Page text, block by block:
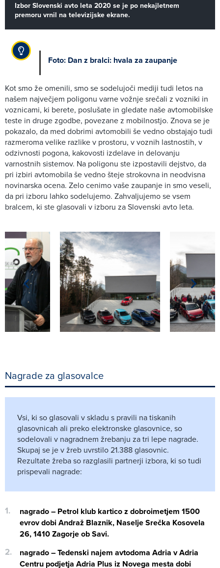
Izbor Slovenski avto leta 2020 se je po nekajletnem
premoru vrnil na televizijske ekrane.
Foto: Dan z bralci: hvala za zaupanje
Kot smo že omenili, smo se sodelujoči mediji tudi letos na
našem največjem poligonu varne vožnje srečali z vozniki in
voznicami, ki berete, poslušate in gledate naše avtomobilske
teste in druge zgodbe, povezane z mobilnostjo. Znova se je
pokazalo, da med dobrimi avtomobili še vedno obstajajo tudi
razmeroma velike razlike v prostoru, v voznih lastnostih, v
odzivnosti pogona, kakovosti izdelave in delovanju
varnostnih sistemov. Na poligonu ste izpostavili dejstvo, da
pri izbiri avtomobila še vedno šteje strokovna in neodvisna
novinarska ocena. Zelo cenimo vaše zaupanje in smo veseli,
da pri izboru lahko sodelujemo. Zahvaljujemo se vsem
bralcem, ki ste glasovali v izboru za Slovenski avto leta.
Nagrade za glasovalce
Vsi, ki so glasovali v skladu s pravili na tiskanih
glasovnicah ali preko elektronske glasovnice, so
sodelovali v nagradnem žrebanju za tri lepe nagrade.
Skupaj se je v žreb uvrstilo 21.388 glasovnic.
Rezultate žreba so razglasili partnerji izbora, ki so tudi
prispevali nagrade:
nagrado – Petrol klub kartico z dobroimetjem 1500
evrov dobi Andraž Blaznik, Naselje Srečka Kosovela
26, 1410 Zagorje ob Savi.
nagrado – Tedenski najem avtodoma Adria v Adria
Centru podjetja Adria Plus iz Novega mesta dobi